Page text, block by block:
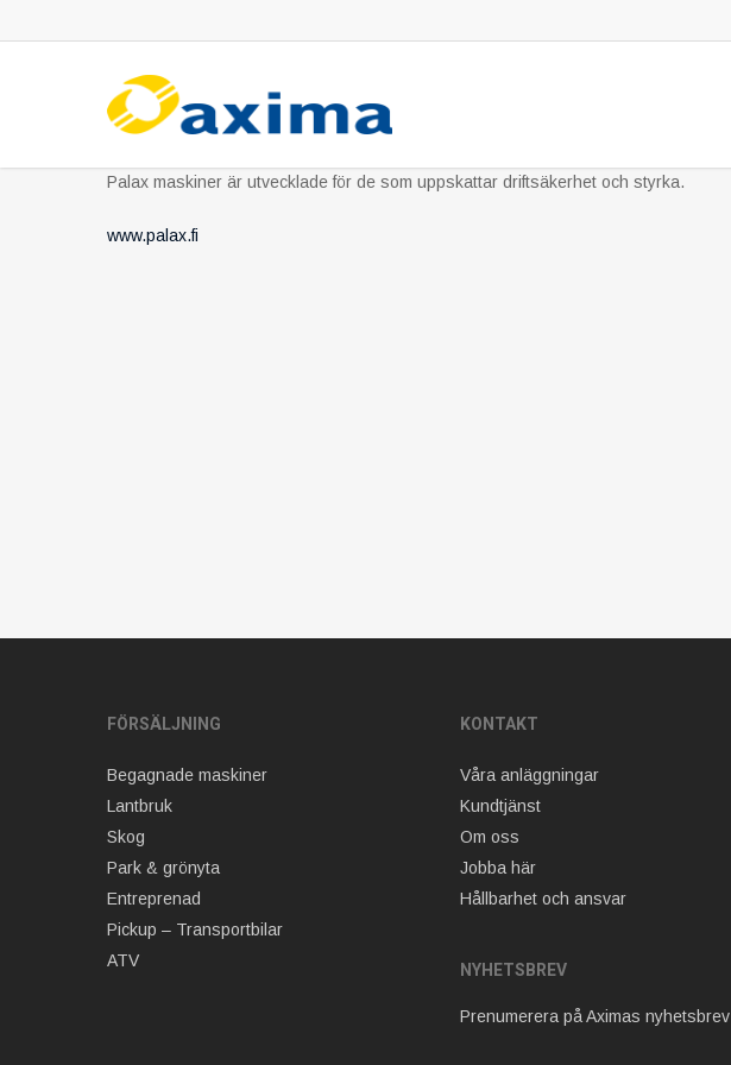
Palax maskiner är utvecklade för de som uppskattar driftsäkerhet och styrka.
www.palax.fi
FÖRSÄLJNING
Begagnade maskiner
Lantbruk
Skog
Park & grönyta
Entreprenad
Pickup – Transportbilar
ATV
KONTAKT
Våra anläggningar
Kundtjänst
Om oss
Jobba här
Hållbarhet och ansvar
NYHETSBREV
Prenumerera på Aximas nyhetsbrev